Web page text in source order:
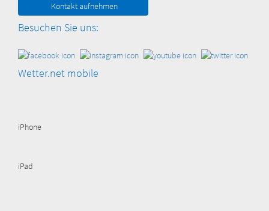
Kontakt aufnehmen
Besuchen Sie uns:
Wetter.net mobile
iPhone
iPad